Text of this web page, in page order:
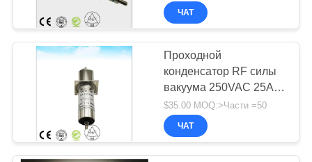
ЭКСКУРСИЯ
ФАБРИКЕ
КОНТРОЛЬ
КАЧЕСТВА
Changzhou
ЧАТ
Проходной
конденсатор RF силы
вакуума 250VAC 25A
электрический для
защищать rf mri
$35.00 MOQ:>Части =50
ЧАТ